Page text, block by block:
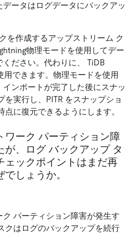
ータはログデータにバックアッ
を作成するアップストリーム ク
物理モードを使用してデー
ださい。代わりに、 TiDB
用できます。物理モードを使用
ンポートが完了した後にスナッ
を実行し、PITR をスナップショ
に復元できるようにします。
ワーク パーティション障
が、ログ バックアップ タ
ェックポイントはまだ再
しょうか。
パーティション障害が発生す
クはログのバックアップを続行